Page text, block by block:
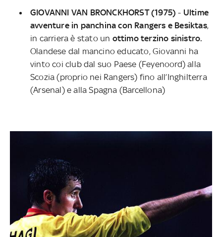
GIOVANNI VAN BRONCKHORST (1975)- Ultime
avventure in panchina con Rangers e Besiktas,
in carriera è stato un ottimo terzino sinistro.
Olandese dal mancino educato, Giovanni ha
vinto coi club dal suo Paese (Feyenoord) alla
Scozia (proprio nei Rangers) fino all’Inghilterra
(Arsenal) e alla Spagna (Barcellona)